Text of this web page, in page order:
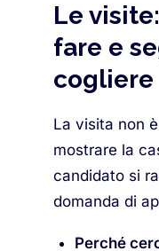
Le
fare e
cogliere
La visita non
mostrare la
candidato si
domanda di
Perché